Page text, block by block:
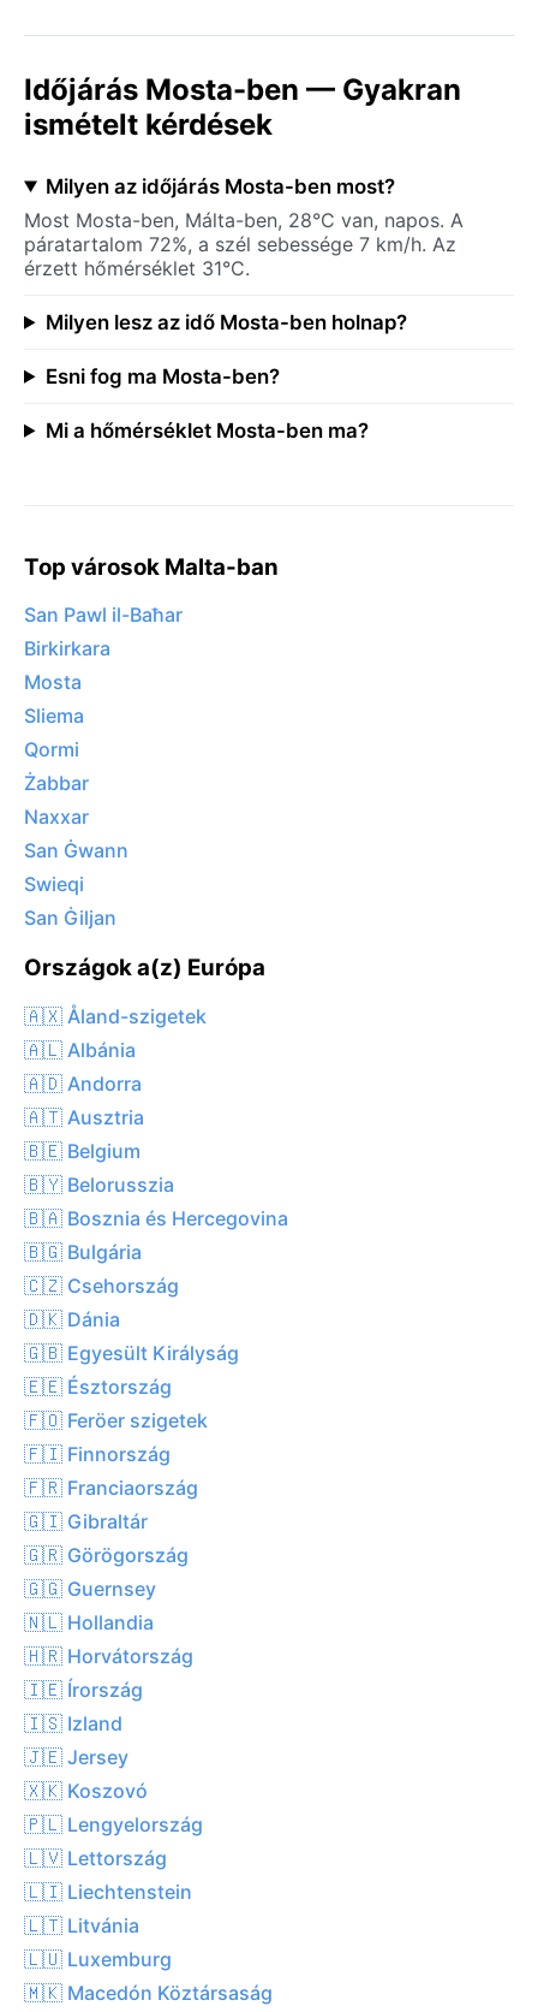
Időjárás Mosta-ben — Gyakran
ismételt kérdések
Milyen az időjárás Mosta-ben most?
Most Mosta-ben, Málta-ben, 28°C van, napos. A
páratartalom 72%, a szél sebessége 7 km/h. Az
érzett hőmérséklet 31°C.
Milyen lesz az idő Mosta-ben holnap?
Esni fog ma Mosta-ben?
Mi a hőmérséklet Mosta-ben ma?
Top városok Malta-ban
San Pawl il-Baħar
Birkirkara
Mosta
Sliema
Qormi
Żabbar
Naxxar
San Ġwann
Swieqi
San Ġiljan
Országok a(z) Európa
🇦🇽 Åland-szigetek
🇦🇱 Albánia
🇦🇩 Andorra
🇦🇹 Ausztria
🇧🇪 Belgium
🇧🇾 Belorusszia
🇧🇦 Bosznia és Hercegovina
🇧🇬 Bulgária
🇨🇿 Csehország
🇩🇰 Dánia
🇬🇧 Egyesült Királyság
🇪🇪 Észtország
🇫🇴 Feröer szigetek
🇫🇮 Finnország
🇫🇷 Franciaország
🇬🇮 Gibraltár
🇬🇷 Görögország
🇬🇬 Guernsey
🇳🇱 Hollandia
🇭🇷 Horvátország
🇮🇪 Írország
🇮🇸 Izland
🇯🇪 Jersey
🇽🇰 Koszovó
🇵🇱 Lengyelország
🇱🇻 Lettország
🇱🇮 Liechtenstein
🇱🇹 Litvánia
🇱🇺 Luxemburg
🇲🇰 Macedón Köztársaság